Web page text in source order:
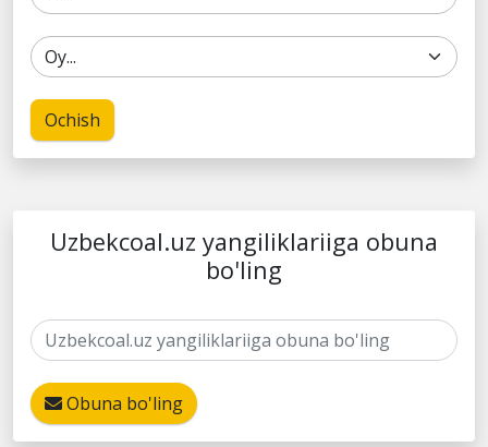
Ochish
Uzbekcoal.uz yangiliklariiga obuna
bo'ling
Obuna bo'ling